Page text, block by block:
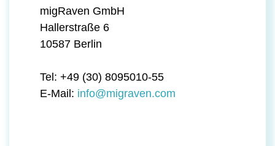
migRaven GmbH
Hallerstraße 6
10587 Berlin
Tel: +49 (30) 8095010-55
E-Mail: info@migraven.com